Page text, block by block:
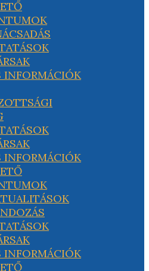
INFORMÁCIÓK
INFORMÁCIÓK
INFORMÁCIÓK